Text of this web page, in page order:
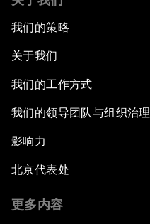
我们的策略
关于我们
我们的工作方式
我们的领导团队与组织治理
影响力
北京代表处
更多内容